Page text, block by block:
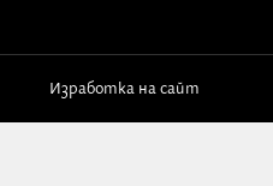
Изработка на сайт